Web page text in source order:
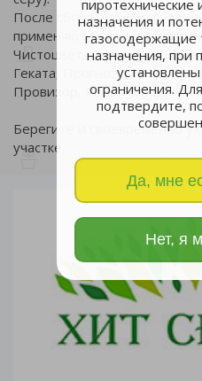
пиротехнические
назначения и
газосодержащие
назначения, при
ограничения.
подтвердите,
Да, мне
Нет, я
После сбора урожая и на
применяют следующие
Чистоцвет, Серпень,
Геката, Прогноз, Силар,
Провизор, Раёк.
Берегите и своевременно
участке.